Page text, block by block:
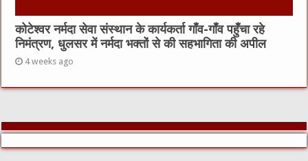
कोटेश्वर नर्मदा सेवा संस्थान के कार्यकर्ता गाँव-गाँव पहुँचा रहे
निमंत्रण, धुलसर में नर्मदा भक्तों से की सहभागिता की अपील
4 weeks ago